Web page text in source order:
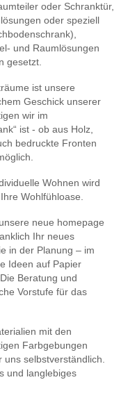
oder Schranktür,
oder speziell
und Raumlösungen
gesetzt.
ist unsere
Geschick unserer
wir im
ist - ob aus Holz,
bedruckte Fronten
Wohnen wird
Wohlfühloase.
neue homepage
Ihr neues
in der Planung – im
Ideen auf Papier
Beratung und
Vorstufe für das
mit den
Farbgebungen
uns selbstverständlich.
und langlebiges